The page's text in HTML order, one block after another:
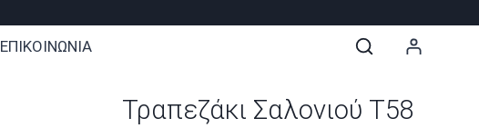
ΕΠΙΚΟΙΝΩΝΙΑ
Τραπεζάκι Σαλονιού T58